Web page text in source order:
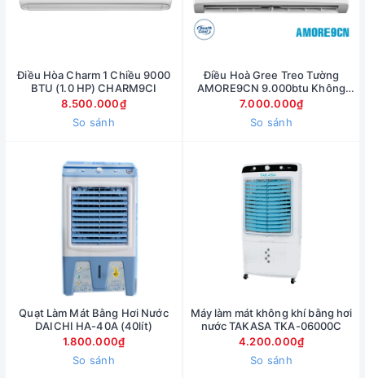
Điều Hòa Charm 1 Chiều 9000
BTU (1.0 HP) CHARM9CI
8.500.000₫
So sánh
Điều Hoà Gree Treo Tường
AMORE9CN 9.000btu Không
Inverter
7.000.000₫
So sánh
Quạt Làm Mát Bằng Hơi Nước
DAICHI HA-40A (40lít)
1.800.000₫
So sánh
Máy làm mát không khí bằng hơi
nước TAKASA TKA-06000C
4.200.000₫
So sánh